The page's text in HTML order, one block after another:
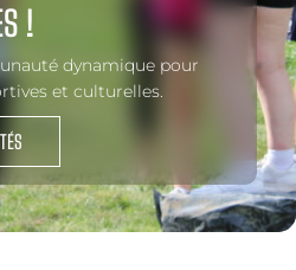
!
dynamique pour
et culturelles.